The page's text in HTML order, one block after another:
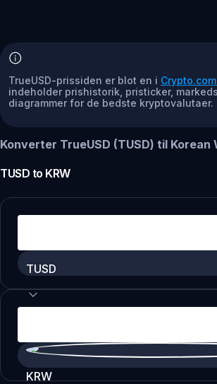
TrueUSD-prissiden er blot en i
indeholder prishistorik, pristicker,
diagrammer for de bedste kryptovalutaer.
Konverter TrueUSD (TUSD) til Korean
TUSD to KRW
TUSD
KRW